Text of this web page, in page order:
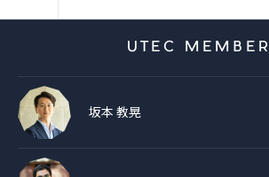
UTEC MEMBER
坂本 教晃